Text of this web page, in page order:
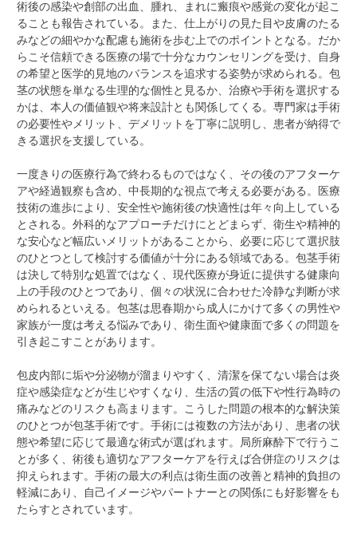
術後の感染や創部の出血、腫れ、まれに瘢痕や感覚の変化が起こ
ることも報告されている。また、仕上がりの見た目や皮膚のたる
みなどの細やかな配慮も施術を歩む上でのポイントとなる。だか
らこそ信頼できる医療の場で十分なカウンセリングを受け、自身
の希望と医学的見地のバランスを追求する姿勢が求められる。包
茎の状態を単なる生理的な個性と見るか、治療や手術を選択する
かは、本人の価値観や将来設計とも関係してくる。専門家は手術
の必要性やメリット、デメリットを丁寧に説明し、患者が納得で
きる選択を支援している。
一度きりの医療行為で終わるものではなく、その後のアフターケ
アや経過観察も含め、中長期的な視点で考える必要がある。医療
技術の進歩により、安全性や施術後の快適性は年々向上している
とされる。外科的なアプローチだけにとどまらず、衛生や精神的
な安心など幅広いメリットがあることから、必要に応じて選択肢
のひとつとして検討する価値が十分にある領域である。包茎手術
は決して特別な処置ではなく、現代医療が身近に提供する健康向
上の手段のひとつであり、個々の状況に合わせた冷静な判断が求
められるといえる。包茎は思春期から成人にかけて多くの男性や
家族が一度は考える悩みであり、衛生面や健康面で多くの問題を
引き起こすことがあります。
包皮内部に垢や分泌物が溜まりやすく、清潔を保てない場合は炎
症や感染症などが生じやすくなり、生活の質の低下や性行為時の
痛みなどのリスクも高まります。こうした問題の根本的な解決策
のひとつが包茎手術です。手術には複数の方法があり、患者の状
態や希望に応じて最適な術式が選ばれます。局所麻酔下で行うこ
とが多く、術後も適切なアフターケアを行えば合併症のリスクは
抑えられます。手術の最大の利点は衛生面の改善と精神的負担の
軽減にあり、自己イメージやパートナーとの関係にも好影響をも
たらすとされています。